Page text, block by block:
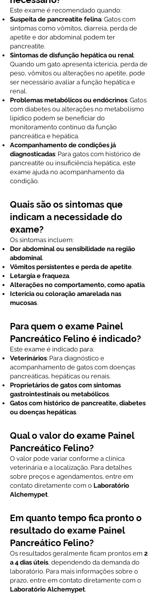
Este exame é recomendado quando:
Suspeita de pancreatite felina: Gatos com
sintomas como vômitos, diarreia, perda de
apetite e dor abdominal podem ter
pancreatite.
Sintomas de disfunção hepática ou renal:
Quando um gato apresenta icterícia, perda de
peso, vômitos ou alterações no apetite, pode
ser necessário avaliar a função hepática e
renal.
Problemas metabólicos ou endócrinos: Gatos
com diabetes ou alterações no metabolismo
lipídico podem se beneficiar do
monitoramento contínuo da função
pancreática e hepática.
Acompanhamento de condições já
diagnosticadas: Para gatos com histórico de
pancreatite ou insuficiência hepática, este
exame ajuda no acompanhamento da
condição.
Quais são os sintomas que
indicam a necessidade do
exame?
Os sintomas incluem:
Dor abdominal ou sensibilidade na região
abdominal.
Vômitos persistentes e perda de apetite.
Letargia e fraqueza.
Alterações no comportamento, como apatia.
Icterícia ou coloração amarelada nas
mucosas.
Para quem o exame Painel
Pancreático Felino é indicado?
Este exame é indicado para:
Veterinários: Para diagnóstico e
acompanhamento de gatos com doenças
pancreáticas, hepáticas ou renais.
Proprietários de gatos com sintomas
gastrointestinais ou metabólicos.
Gatos com histórico de pancreatite, diabetes
ou doenças hepáticas.
Qual o valor do exame Painel
Pancreático Felino?
O valor pode variar conforme a clínica
veterinária e a localização. Para detalhes
sobre preços e agendamentos, entre em
contato diretamente com o Laboratório
Alchemypet.
Em quanto tempo fica pronto o
resultado do exame Painel
Pancreático Felino?
Os resultados geralmente ficam prontos em 2
a 4 dias úteis, dependendo da demanda do
laboratório. Para mais informações sobre o
prazo, entre em contato diretamente com o
Laboratório Alchemypet.